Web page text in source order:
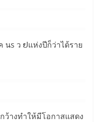
นs ว ຢแห่งปีก็ว่าได้ราย
ว้างทำให้มีโอกาสแสดง